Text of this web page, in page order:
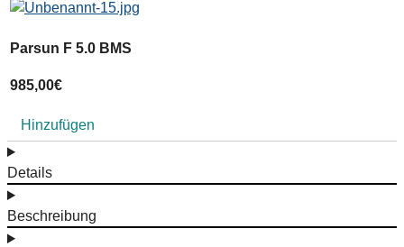
Parsun F 5.0 BMS
985,00€
Hinzufügen
Details
Beschreibung